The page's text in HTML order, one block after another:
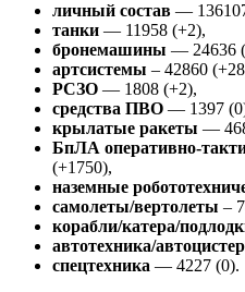
личный состав —
танки — 11958 (+2),
бронемашины — 24636
артсистемы – 42860
РСЗО — 1808 (+2),
средства ПВО — 1397
крылатые ракеты —
БпЛА оперативно-
(+1750),
наземные
самолеты/вертолеты –
корабли/катера/
автотехника/
спецтехника — 4227 (0).